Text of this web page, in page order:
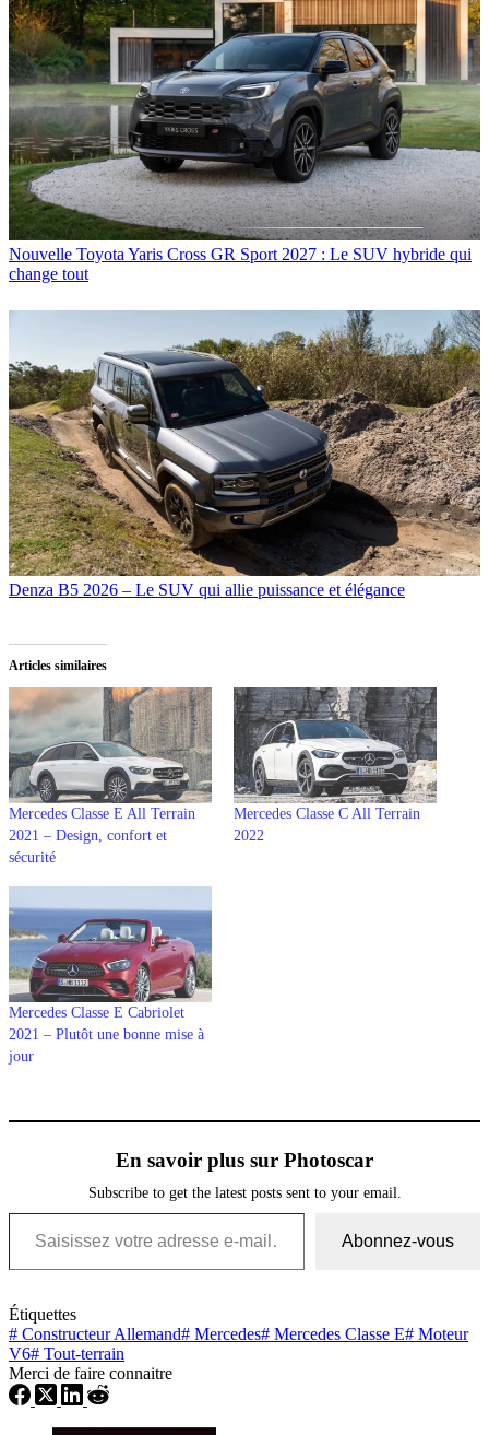
Nouvelle Toyota Yaris Cross GR Sport 2027 : Le SUV hybride qui
change tout
Denza B5 2026 – Le SUV qui allie puissance et élégance
Articles similaires
Mercedes Classe E All Terrain
2021 – Design, confort et
sécurité
Mercedes Classe C All Terrain
2022
Mercedes Classe E Cabriolet
2021 – Plutôt une bonne mise à
jour
En savoir plus sur Photoscar
Subscribe to get the latest posts sent to your email.
Saisissez votre adresse e-mail…
Abonnez-vous
Étiquettes
# Constructeur Allemand# Mercedes# Mercedes Classe E# Moteur
V6# Tout-terrain
Merci de faire connaitre